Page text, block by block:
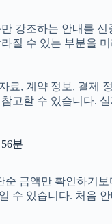
강조하는 안내를
질 수 있는 부분을
, 계약 정보, 결제
고할 수 있습니다.
분
금액만 확인하기
수 있습니다. 처음